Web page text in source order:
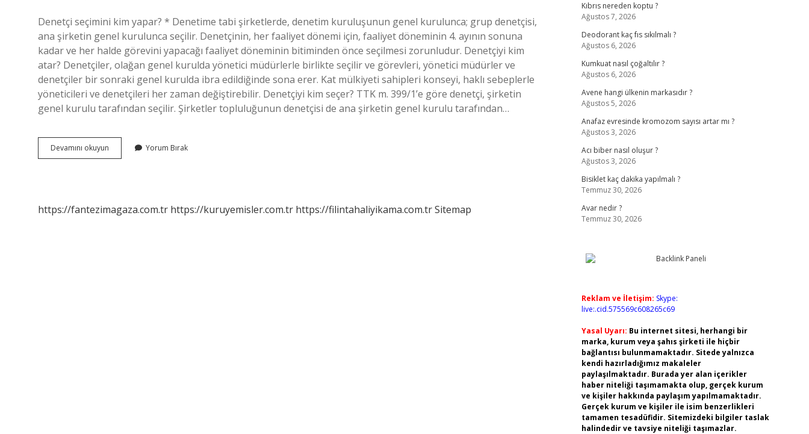
Denetçi seçimini kim yapar? * Denetime tabi şirketlerde, denetim kuruluşunun genel kurulunca; grup denetçisi,
ana şirketin genel kurulunca seçilir. Denetçinin, her faaliyet dönemi için, faaliyet döneminin 4. ayının sonuna
kadar ve her halde görevini yapacağı faaliyet döneminin bitiminden önce seçilmesi zorunludur. Denetçiyi kim
atar? Denetçiler, olağan genel kurulda yönetici müdürlerle birlikte seçilir ve görevleri, yönetici müdürler ve
denetçiler bir sonraki genel kurulda ibra edildiğinde sona erer. Kat mülkiyeti sahipleri konseyi, haklı sebeplerle
yöneticileri ve denetçileri her zaman değiştirebilir. Denetçiyi kim seçer? TTK m. 399/1’e göre denetçi, şirketin
genel kurulu tarafından seçilir. Şirketler topluluğunun denetçisi de ana şirketin genel kurulu tarafından…
Devamını okuyun Denetçileri
Kim
Yorum Bırak
https://fantezimagaza.com.tr https://kuruyemisler.com.tr https://filintahaliyikama.com.trSitemap
Kıbrıs nereden koptu ?
Ağustos 7, 2026
Deodorant kaç fıs sıkılmalı ?
Ağustos 6, 2026
Kumkuat nasıl çoğaltılır ?
Ağustos 6, 2026
Avene hangi ülkenin markasıdır ?
Ağustos 5, 2026
Anafaz evresinde kromozom sayısı artar mı ?
Ağustos 3, 2026
Acı biber nasıl oluşur ?
Ağustos 3, 2026
Bisiklet kaç dakika yapılmalı ?
Temmuz 30, 2026
Avar nedir ?
Temmuz 30, 2026
Reklam ve İletişim: Skype:
live:.cid.575569c608265c69
Yasal Uyarı: Bu internet sitesi, herhangi bir
marka, kurum veya şahıs şirketi ile hiçbir
bağlantısı bulunmamaktadır. Sitede yalnızca
kendi hazırladığımız makaleler
paylaşılmaktadır. Burada yer alan içerikler
haber niteliği taşımamakta olup, gerçek kurum
ve kişiler hakkında paylaşım yapılmamaktadır.
Gerçek kurum ve kişiler ile isim benzerlikleri
tamamen tesadüfidir. Sitemizdeki bilgiler taslak
halindedir ve tavsiye niteliği taşımazlar.